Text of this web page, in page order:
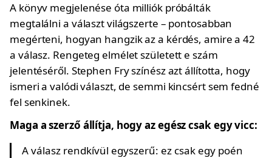
A könyv megjelenése óta milliók próbálták
megtalálni a választ világszerte – pontosabban
megérteni, hogyan hangzik az a kérdés, amire a 42
a válasz. Rengeteg elmélet született e szám
jelentéséről. Stephen Fry színész azt állította, hogy
ismeri a valódi választ, de semmi kincsért sem fedné
fel senkinek.
Maga a szerző állítja, hogy az egész csak egy vicc:
A válasz rendkívül egyszerű: ez csak egy poén